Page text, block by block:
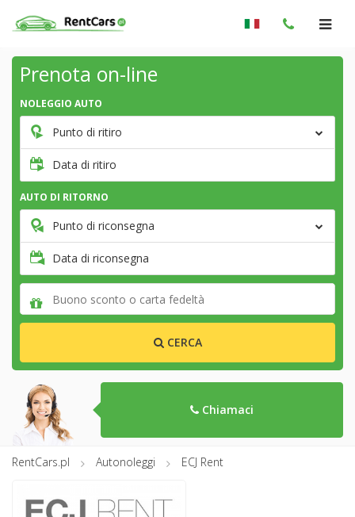
Prenota on-line
NOLEGGIO AUTO
Punto di ritiro
Data di ritiro
AUTO DI RITORNO
Punto di riconsegna
Data di riconsegna
CERCA
Chiamaci
RentCars.pl Autonoleggi ECJ Rent